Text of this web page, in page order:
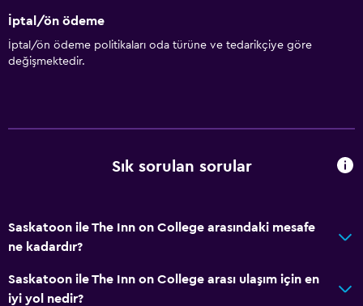
İptal/ön ödeme
İptal/ön ödeme politikaları oda türüne ve tedarikçiye göre
değişmektedir.
Sık sorulan sorular
Saskatoon ile The Inn on College arasındaki mesafe
ne kadardır?
Saskatoon ile The Inn on College arası ulaşım için en
iyi yol nedir?